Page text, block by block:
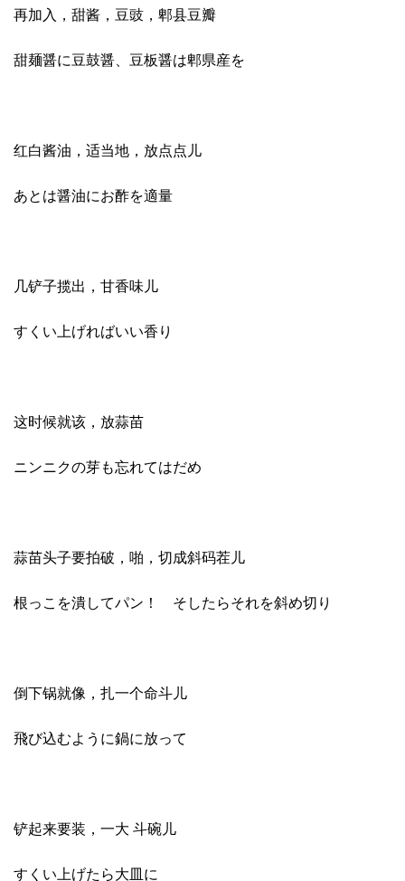
再加入，甜酱，豆豉，郫县豆瓣
甜麺醤に豆鼓醤、豆板醤は郫県産を
红白酱油，适当地，放点点儿
あとは醤油にお酢を適量
几铲子揽出，甘香味儿
すくい上げればいい香り
这时候就该，放蒜苗
ニンニクの芽も忘れてはだめ
蒜苗头子要拍破，啪，切成斜码茬儿
根っこを潰してパン！ そしたらそれを斜め切り
倒下锅就像，扎一个命斗儿
飛び込むように鍋に放って
铲起来要装，一大 斗碗儿
すくい上げたら大皿に